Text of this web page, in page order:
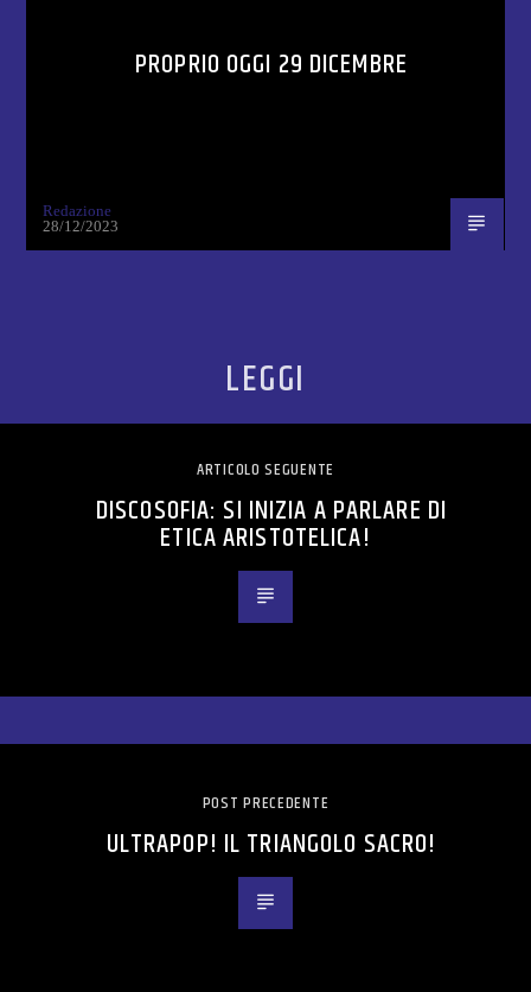
PROPRIO OGGI 29 DICEMBRE
Redazione
28/12/2023
LEGGI
ARTICOLO SEGUENTE
DISCOSOFIA: SI INIZIA A PARLARE DI
ETICA ARISTOTELICA!
POST PRECEDENTE
ULTRAPOP! IL TRIANGOLO SACRO!